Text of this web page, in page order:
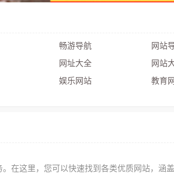
畅游导航 网站
网址大全 网站
娱乐网站 教育
在这里，您可以快速找到各类优质网站，涵